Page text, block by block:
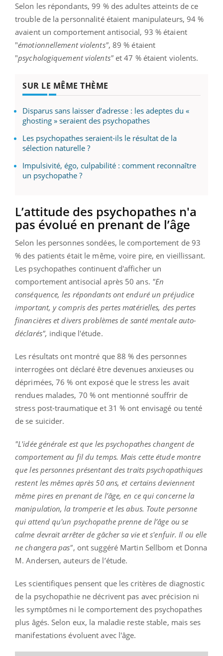
Selon les répondants, 99 % des adultes atteints de ce
trouble de la personnalité étaient manipulateurs, 94 %
avaient un comportement antisocial, 93 % étaient
"émotionnellement violents", 89 % étaient
"psychologiquement violents"et 47 % étaient violents.
SUR LE MÊME THÈME
Disparus sans laisser d’adresse : les adeptes du «
ghosting » seraient des psychopathes
Les psychopathes seraient-ils le résultat de la
sélection naturelle ?
Impulsivité, égo, culpabilité : comment reconnaître
un psychopathe ?
L’attitude des psychopathes n'a
pas évolué en prenant de l’âge
Selon les personnes sondées, le comportement de 93
% des patients était le même, voire pire, en vieillissant.
Les psychopathes continuent d'afficher un
comportement antisocial après 50 ans. "En
conséquence, les répondants ont enduré un préjudice
important, y compris des pertes matérielles, des pertes
financières et divers problèmes de santé mentale auto-
déclarés", indique l'étude.
Les résultats ont montré que 88 % des personnes
interrogées ont déclaré être devenues anxieuses ou
déprimées, 76 % ont exposé que le stress les avait
rendues malades, 70 % ont mentionné souffrir de
stress post-traumatique et 31 % ont envisagé ou tenté
de se suicider.
"L'idée générale est que les psychopathes changent de
comportement au fil du temps. Mais cette étude montre
que les personnes présentant des traits psychopathiques
restent les mêmes après 50 ans, et certains deviennent
même pires en prenant de l’âge, en ce qui concerne la
manipulation, la tromperie et les abus. Toute personne
qui attend qu'un psychopathe prenne de l’âge ou se
calme devrait arrêter de gâcher sa vie et s'enfuir. Il ou elle
ne changera pas", ont suggéré Martin Sellbom et Donna
M. Andersen, auteurs de l’étude.
Les scientifiques pensent que les critères de diagnostic
de la psychopathie ne décrivent pas avec précision ni
les symptômes ni le comportement des psychopathes
plus âgés. Selon eux, la maladie reste stable, mais ses
manifestations évoluent avec l'âge.